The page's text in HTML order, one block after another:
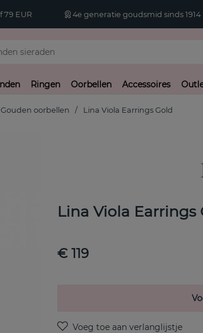
EUR 4e generatie goudsmid sinds 1914
Ringen Oorbellen Accessoires
Gouden oorbellen Lina Viola Earrings Gold
Lina Viola Earrings
€ 119